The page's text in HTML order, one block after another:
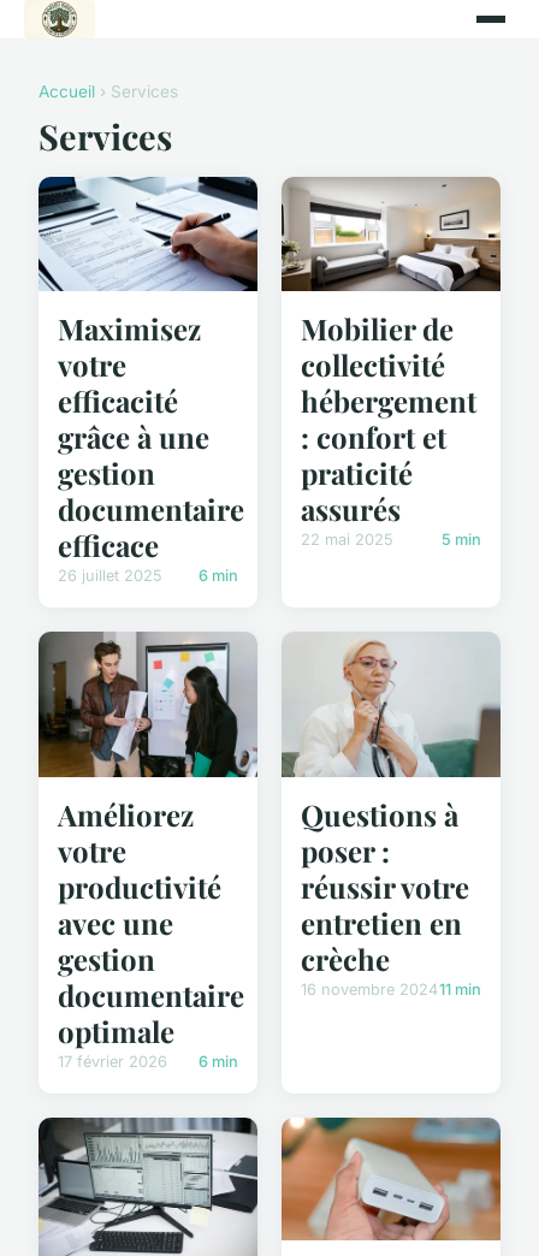
Accueil › Services
Services
Maximisez
votre
efficacité
grâce à une
gestion
documentaire
efficace
26 juillet 2025 6 min
Mobilier de
collectivité
hébergement
: confort et
praticité
assurés
22 mai 2025 5 min
Améliorez
votre
productivité
avec une
gestion
documentaire
optimale
17 février 2026 6 min
Questions à
poser :
réussir votre
entretien en
crèche
16 novembre 202411 min